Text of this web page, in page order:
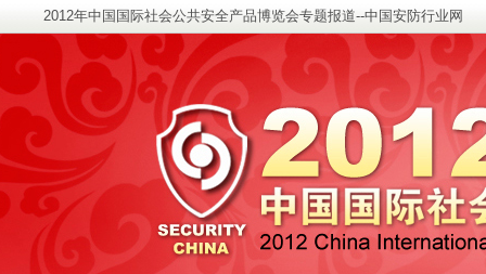
2012年中国国际社会公共安全产品博览会专题报道--中国安防行业网